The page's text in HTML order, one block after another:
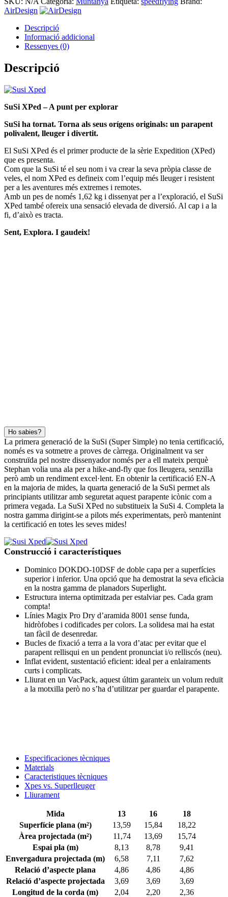
XPED
-
AIRDESIGN
AirDesign
Descripció
Informació addicional
Ressenyes (0)
Descripció
SuSi XPed – A punt per explorar
SuSi ha tornat. Torna als seus orígens originals: un parapent
polivalent, lleuger i divertit.
El SuSi XPed és el primer producte de la sèrie Expedition (XPed)
que es presenta.
Com que la SuSi té el seu nom i va crear la seva pròpia classe de
veles, el nom XPed es defineix com l’equip més lleuger i resistent
per a les aventures més extremes i remotes.
Amb un pes de només 1,62 kg i dissenyat per a l’exploració, el SuSi
XPed també ofereix una sensació elevada de diversió. Al cap i a la
fi, d’això es tracta.
Sent, Explora. I gaudeix!
Ho sabies?
La primera generació de la SuSi (Super Simple) no tenia certificació,
només es va sotmetre a proves de càrrega. Originalment va ser
construïda pel nostre dissenyador només per a ell mateix perquè
Stephan volia una ala per a hike-and-fly que fos lleugera, senzilla
però amb un rendiment excel·lent. En obtenir la certificació EN-A
en la majoria de mides, la quarta generació de la SuSi permet als
principiants utilitzar amb seguretat aquest parapente icònic com a
primera vegada. La SuSi XPed no substitueix la SuSi 4. Completa la
nostra gamma dirigint-se a pilots més experimentats, però mantenint
la certificació en totes les seves mides!
Construcció i característiques
Dominico DOKDO-10DSF de doble capa per a superfícies
superior i inferior. Una opció que ha demostrat la seva eficàcia
en la nostra gamma de planadors Superlight.
Estructura interna optimitzada per estalviar pes. Cada gram
compta!
Línies Magix Pro Dry d’aramida 8001 sense funda,
hidròfobes i codificades per colors. La solidesa mai ha estat
tan fàcil de desenredar.
Bucles de fixació a terra a la vora d’atac per evitar que el
parapent rellisqui en un pendent pronunciat i/o relliscós (neu).
Inflat evident, sustentació eficient: ideal per a enlairaments
curts i complicats.
Lliurat en un VacPack, aquest últim garanteix un volum reduït
a la motxilla però no s’ha d’utilitzar per guardar el parapente.
Especificaciones tècniques
Materials
Caracteristiques tècniques
Xpes vs. Superlleuger
Lliurament
Mida 13 16
18
Superfície plana (m²)
13,59 15,84
18,22
Àrea projectada (m²)
11,74 13,69
15,74
Espai pla (m)
8,13 8,78
9,41
Envergadura projectada (m)
6,58 7,11
7,62
Relació d’aspecte plana
4,86 4,86
4,86
Relació d’aspecte projectada
3,69 3,69
3,69
Longitud de la corda (m)
2,04 2,20
2,36